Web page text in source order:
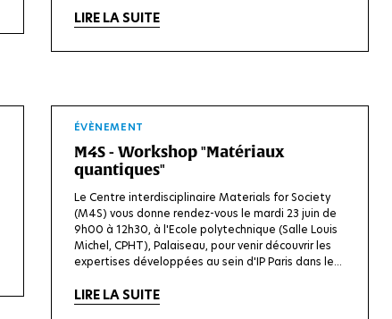
LIRE LA SUITE
ÉVÈNEMENT
M4S - Workshop "Matériaux
quantiques"
Le Centre interdisciplinaire Materials for Society
(M4S) vous donne rendez-vous le mardi 23 juin de
9h00 à 12h30, à l'Ecole polytechnique (Salle Louis
Michel, CPHT), Palaiseau, pour venir découvrir les
expertises développées au sein d'IP Paris dans le...
LIRE LA SUITE